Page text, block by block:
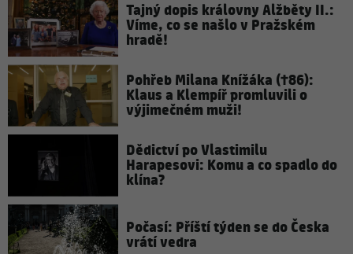
Tajný dopis královny Alžběty II.:
Víme, co se našlo v Pražském
hradě!
Pohřeb Milana Knížáka (†86):
Klaus a Klempíř promluvili o
výjimečném muži!
Dědictví po Vlastimilu
Harapesovi: Komu a co spadlo do
klína?
Počasí: Příští týden se do Česka
vrátí vedra